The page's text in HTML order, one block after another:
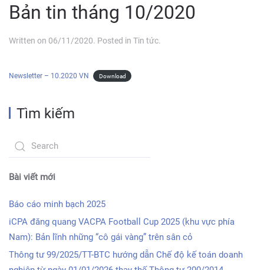
Bản tin tháng 10/2020
Written on 06/11/2020. Posted in Tin tức.
Newsletter – 10.2020 VN Download
Tìm kiếm
Bài viết mới
Báo cáo minh bạch 2025
iCPA đăng quang VACPA Football Cup 2025 (khu vực phía
Nam): Bản lĩnh những “cô gái vàng” trên sân cỏ
Thông tư 99/2025/TT-BTC hướng dẫn Chế độ kế toán doanh